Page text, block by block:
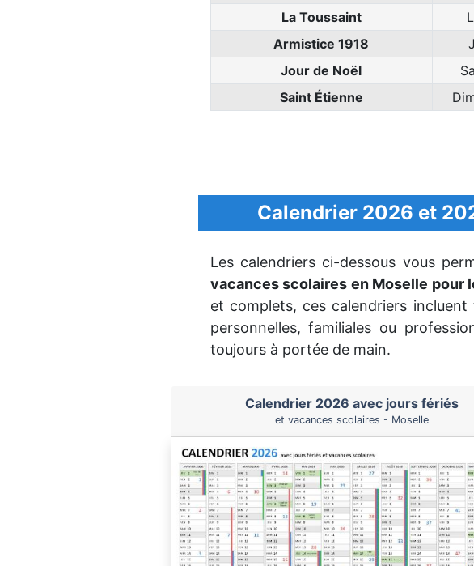
La Toussaint
Armistice 1918
Jour de Noël
Saint Étienne
Calendrier 2026 et
Les calendriers ci-dessous vous
vacances scolaires en Moselle pour
et complets, ces calendriers
personnelles, familiales ou
toujours à portée de main.
Calendrier 2026 avec jours fériés
et vacances scolaires - Moselle